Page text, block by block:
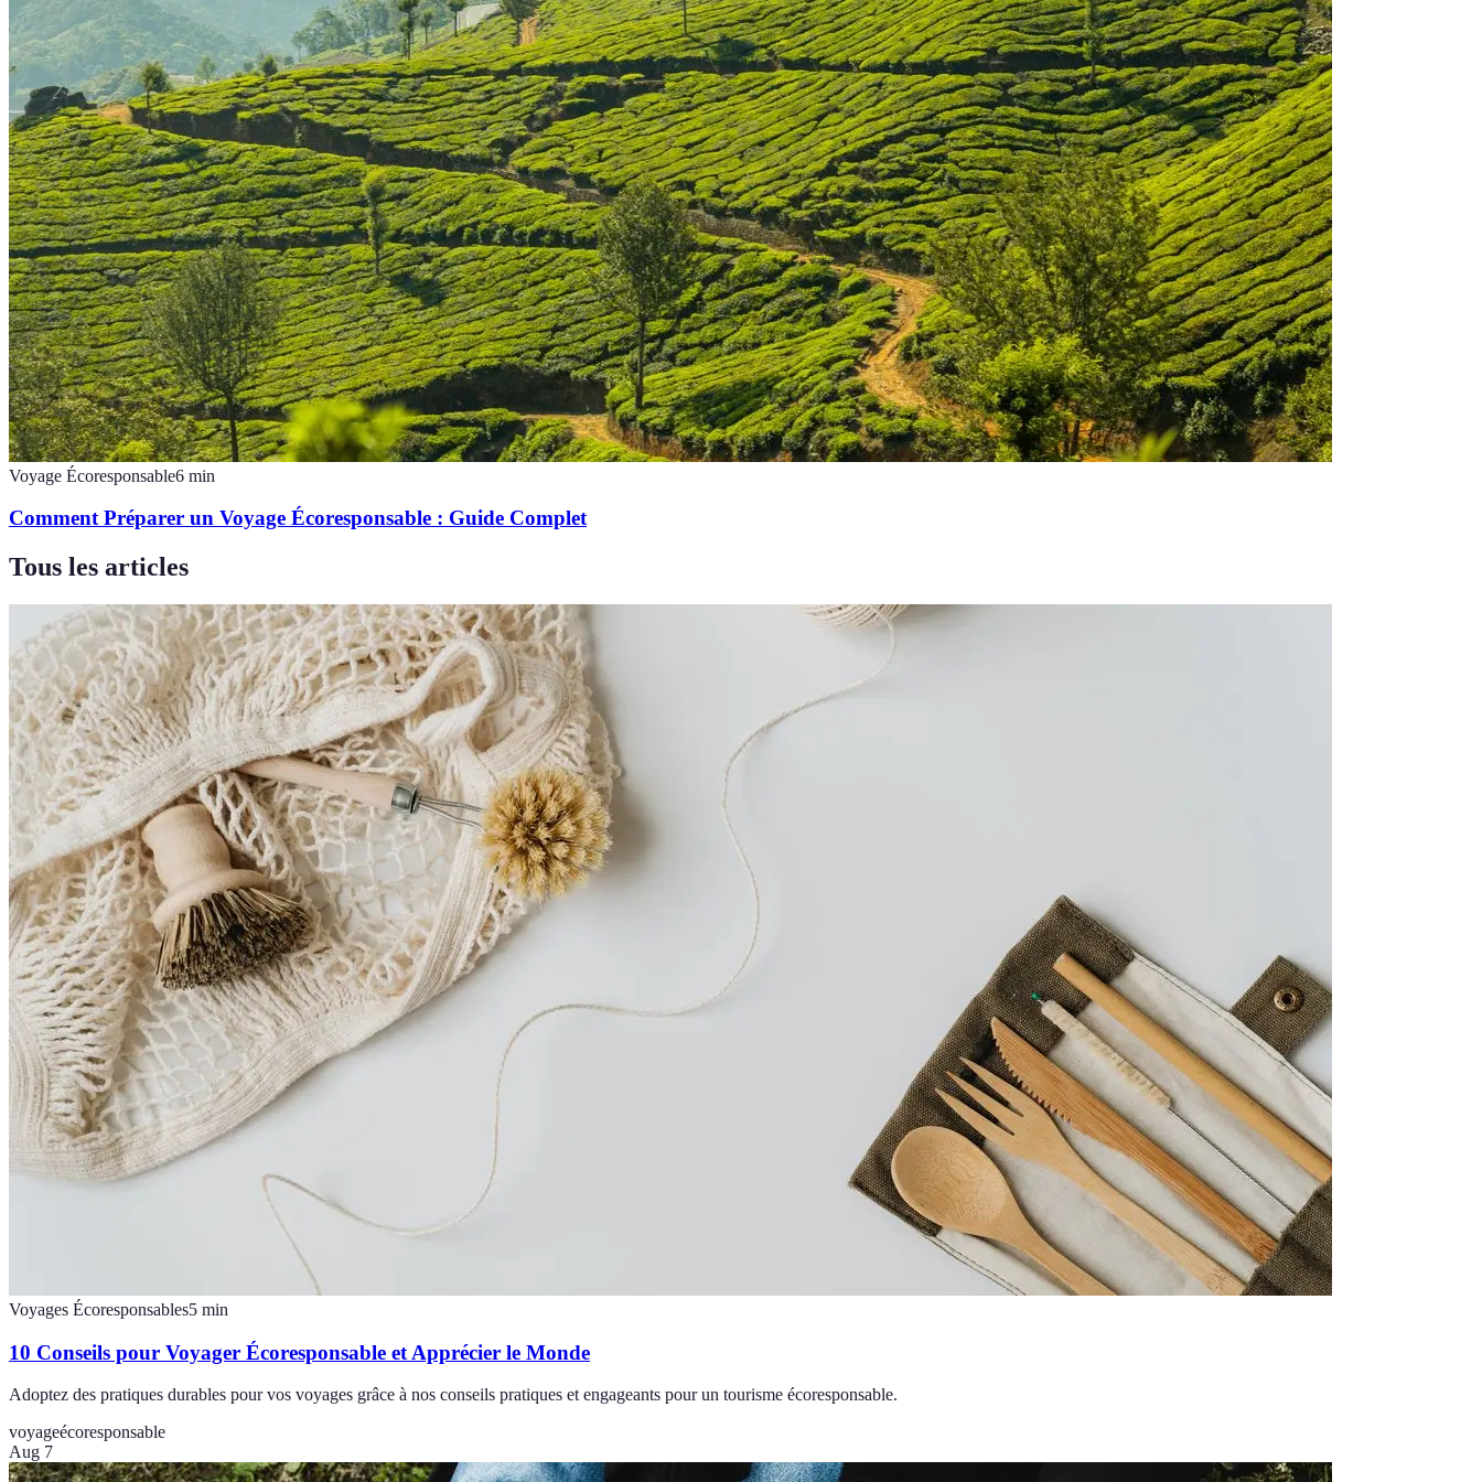
Voyage Écoresponsable6 min
Comment Préparer un Voyage Écoresponsable : Guide Complet
Tous les articles
Voyages Écoresponsables5 min
10 Conseils pour Voyager Écoresponsable et Apprécier le Monde
Adoptez des pratiques durables pour vos voyages grâce à nos conseils pratiques et engageants pour un tourisme écoresponsable.
voyageécoresponsable
Aug 7